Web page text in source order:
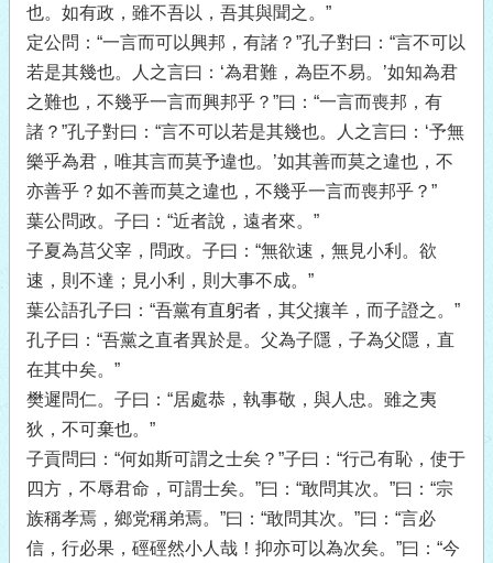
也。如有政，雖不吾以，吾其與聞之。”
定公問：“一言而可以興邦，有諸？”孔子對曰：“言不可以
若是其幾也。人之言曰：‘為君難，為臣不易。’如知為君
之難也，不幾乎一言而興邦乎？”曰：“一言而喪邦，有
諸？”孔子對曰：“言不可以若是其幾也。人之言曰：‘予無
樂乎為君，唯其言而莫予違也。’如其善而莫之違也，不
亦善乎？如不善而莫之違也，不幾乎一言而喪邦乎？”
葉公問政。子曰：“近者說，遠者來。”
子夏為莒父宰，問政。子曰：“無欲速，無見小利。欲
速，則不達；見小利，則大事不成。”
葉公語孔子曰：“吾黨有直躬者，其父攘羊，而子證之。”
孔子曰：“吾黨之直者異於是。父為子隱，子為父隱，直
在其中矣。”
樊遲問仁。子曰：“居處恭，執事敬，與人忠。雖之夷
狄，不可棄也。”
子貢問曰：“何如斯可謂之士矣？”子曰：“行己有恥，使于
四方，不辱君命，可謂士矣。”曰：“敢問其次。”曰：“宗
族稱孝焉，鄉党稱弟焉。”曰：“敢問其次。”曰：“言必
信，行必果，硜硜然小人哉！抑亦可以為次矣。”曰：“今